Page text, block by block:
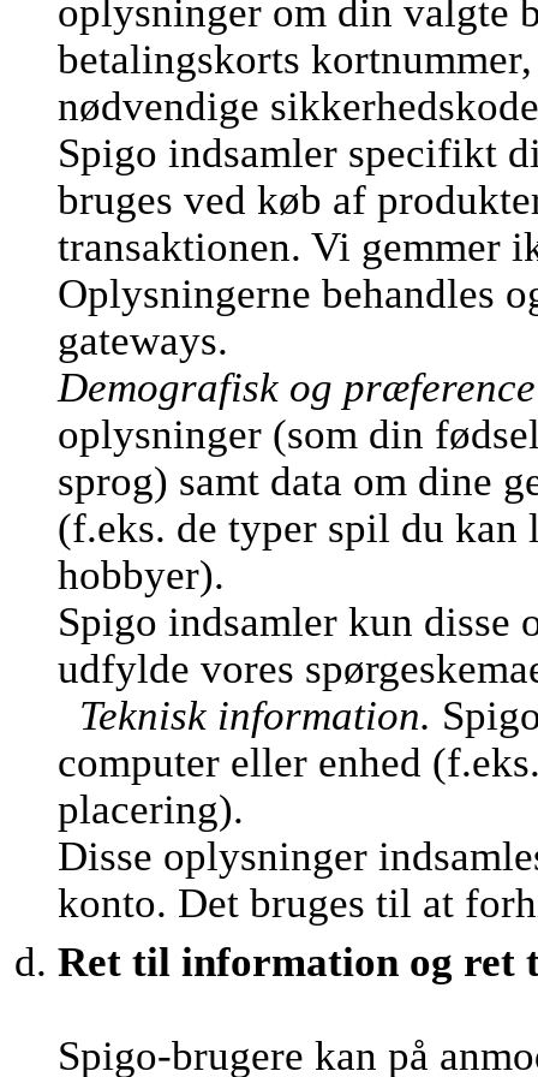
oplysninger om din valgte
betalingskorts
nødvendige
Spigo indsamler specifikt
bruges ved køb af
transaktionen. Vi gemmer
Oplysningerne behandles
gateways.
Demografisk og
oplysninger (som din
sprog) samt data om dine
(f.eks. de typer spil du kan
hobbyer).
Spigo indsamler kun
udfylde vores
Teknisk information.
computer eller enhed
placering).
Disse oplysninger
konto. Det bruges til at
Ret til information og ret
Spigo-brugere kan på